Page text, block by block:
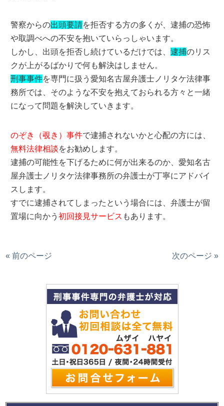
警察からの出頭要請を拒否する方の多くが、逮捕の恐怖
や取調べへの不安を抱いていらっしゃいます。
しかし、出頭を拒否し続けているだけでは、逮捕のリス
クが上がるばかりで何も解決はしません。
刑事事件を専門に扱う愛知名古屋弁護士ノリタケ法律事
務所では、そのような不安を抱えておられる方々と一緒
になって問題を解決していきます。
のぞき（覗き）事件で逮捕されないかと心配の方には、
無料法律相談をお勧めします。
逮捕の可能性を下げるために何が出来るのか、愛知名古
屋弁護士ノリタケ法律事務所の弁護士が丁寧にアドバイ
スします。
すでに逮捕されてしまったという場合には、弁護士が留
置場に向かう初回接見サービス もあります。
« 前のページ 次のページ »